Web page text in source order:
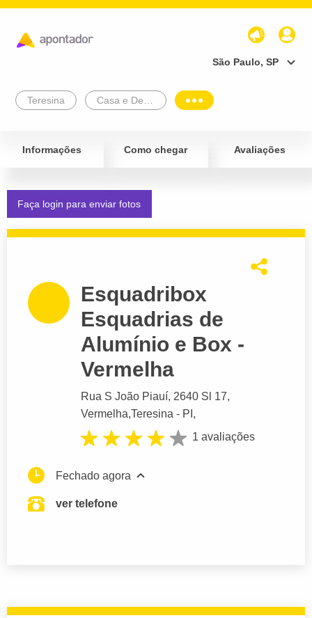
São Paulo, SP
Teresina
Informações Como chegar Avaliações
Faça login para enviar fotos
Esquadribox
Esquadrias de
Alumínio e Box -
Vermelha
Rua S João Piauí, 2640 Sl 17,
Vermelha,Teresina - PI,
1 avaliações
Fechado agora
ver telefone